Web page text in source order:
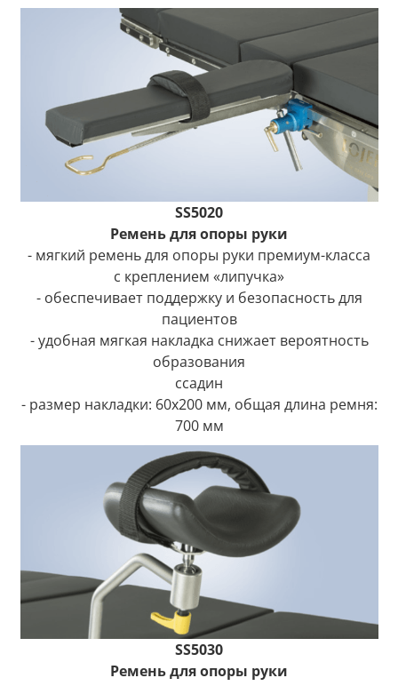
SS5020
Ремень для опоры руки
- мягкий ремень для опоры руки премиум-класса
с креплением «липучка»
- обеспечивает поддержку и безопасность для
пациентов
- удобная мягкая накладка снижает вероятность
образования
ссадин
- размер накладки: 60x200 мм, общая длина ремня:
700 мм
SS5030
Ремень для опоры руки